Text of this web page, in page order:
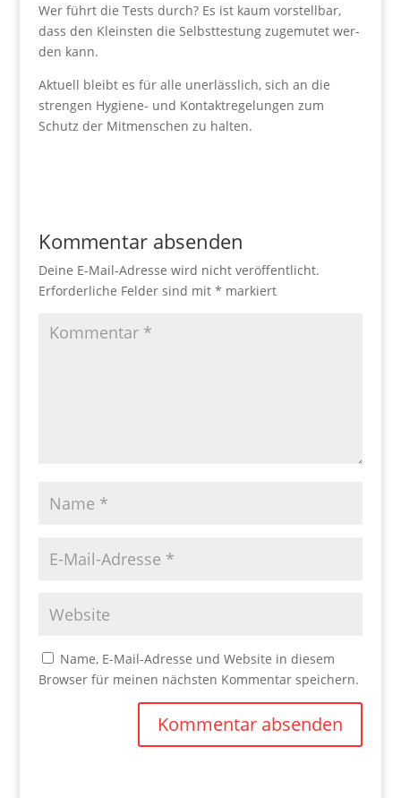
Wer führt die Tests durch? Es ist kaum vor­stell­bar,
dass den Kleins­ten die Selbst­tes­tung zuge­mu­tet wer­
den kann.
Aktu­ell bleibt es für alle uner­läss­lich, sich an die
stren­gen Hygie­ne- und Kon­takt­re­ge­lun­gen zum
Schutz der Mit­men­schen zu halten.
Kommentar absenden
Deine E-Mail-Adresse wird nicht veröffentlicht.
Erforderliche Felder sind mit * markiert
Name, E-Mail-Adresse und Website in diesem
Browser für meinen nächsten Kommentar speichern.